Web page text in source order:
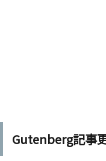
Gutenberg記事